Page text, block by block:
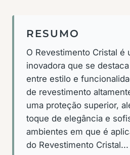
RESUMO
O Revestimento Cristal é
inovadora que se
entre estilo e
de revestimento
uma proteção superior,
toque de elegância e
ambientes em que é
do Revestimento Cristal...